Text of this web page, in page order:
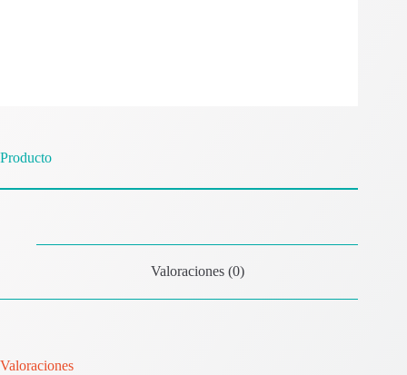
Producto
Valoraciones (0)
Valoraciones